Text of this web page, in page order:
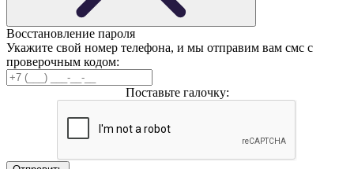
Восстановление пароля
Укажите свой номер телефона, и мы отправим вам смс с
проверочным кодом:
Поставьте галочку: